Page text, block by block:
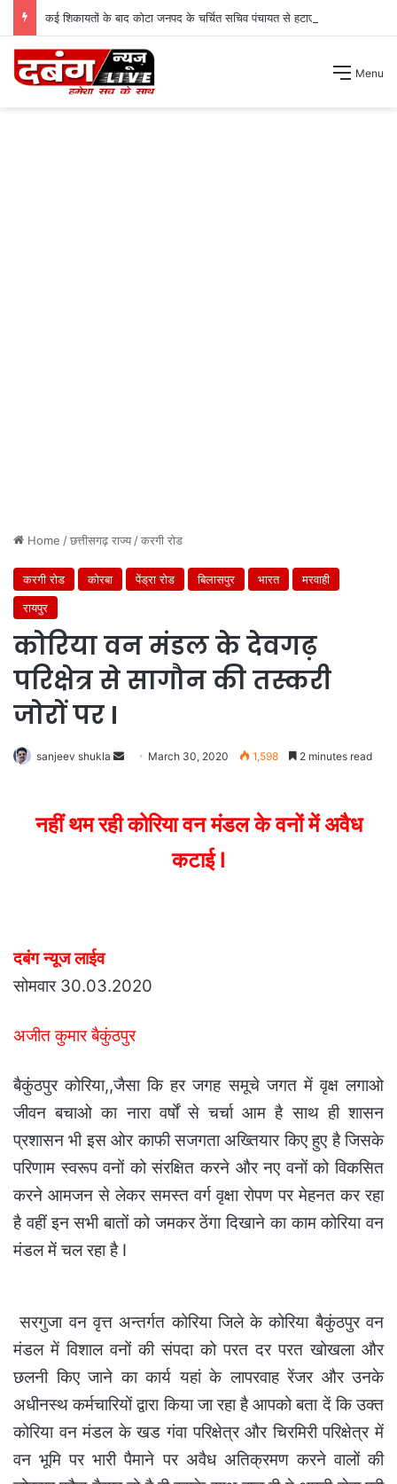
कई शिकायतों के बाद कोटा जनपद के चर्चित सचिव पंचायत से हटाए गए ।
Menu
Home /छत्तीसगढ़ राज्य/करगी रोड
करगी रोड कोरबा पेंड्रा रोड बिलासपुर भारत
मरवाही
रायपुर
कोरिया वन मंडल के देवगढ़
परिक्षेत्र से सागौन की तस्करी
जोरों पर I
sanjeev shukla
Send March 30, 2020 1,598 2 minutes read
नहीं थम रही कोरिया वन मंडल के वनों में अवैध
कटाई I
दबंग न्यूज लाईव
सोमवार 30.03.2020
अजीत कुमार बैकुंठपुर
बैकुंठपुर कोरिया,,जैसा कि हर जगह समूचे जगत में वृक्ष लगाओ
जीवन बचाओ का नारा वर्षों से चर्चा आम है साथ ही शासन
प्रशासन भी इस ओर काफी सजगता अख्तियार किए हुए है जिसके
परिणाम स्वरूप वनों को संरक्षित करने और नए वनों को विकसित
करने आमजन से लेकर समस्त वर्ग वृक्षा रोपण पर मेहनत कर रहा
है वहीं इन सभी बातों को जमकर ठेंगा दिखाने का काम कोरिया वन
मंडल में चल रहा है I
सरगुजा वन वृत्त अन्तर्गत कोरिया जिले के कोरिया बैकुंठपुर वन
मंडल में विशाल वनों की संपदा को परत दर परत खोखला और
छलनी किए जाने का कार्य यहां के लापरवाह रेंजर और उनके
अधीनस्थ कर्मचारियों द्वारा किया जा रहा है आपको बता दें कि उक्त
कोरिया वन मंडल के खड गंवा परिक्षेत्र और चिरमिरी परिक्षेत्र में
वन भूमि पर भारी पैमाने पर अवैध अतिक्रमण करने वालों की